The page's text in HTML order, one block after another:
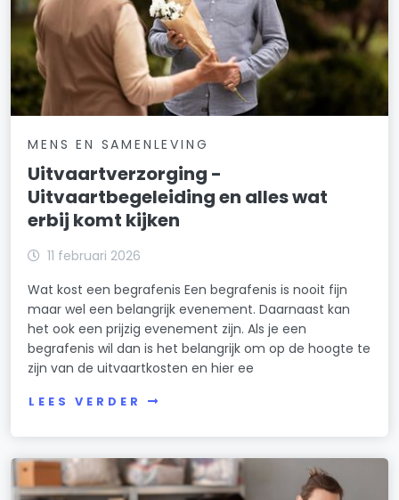
MENS EN SAMENLEVING
Uitvaartverzorging -
Uitvaartbegeleiding en alles wat
erbij komt kijken
11 februari 2026
Wat kost een begrafenis Een begrafenis is nooit fijn
maar wel een belangrijk evenement. Daarnaast kan
het ook een prijzig evenement zijn. Als je een
begrafenis wil dan is het belangrijk om op de hoogte te
zijn van de uitvaartkosten en hier ee
LEES VERDER